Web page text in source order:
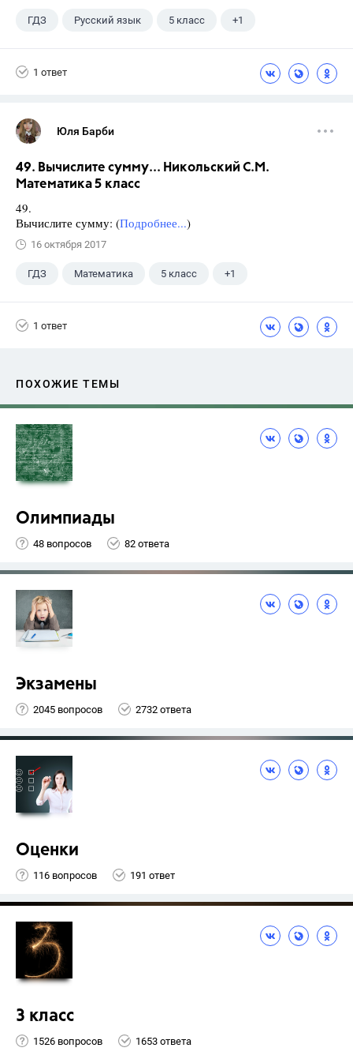
ГДЗ Русский язык 5 класс +1
1 ответ
Юля Барби
49. Вычислите сумму... Никольский С.М.
Математика 5 класс
49.
Вычислите сумму: (Подробнее...)
16 октября 2017
ГДЗ Математика 5 класс +1
1 ответ
ПОХОЖИЕ ТЕМЫ
Олимпиады
48 вопросов 82 ответа
Экзамены
2045 вопросов 2732 ответа
Оценки
116 вопросов 191 ответ
3 класс
1526 вопросов 1653 ответа